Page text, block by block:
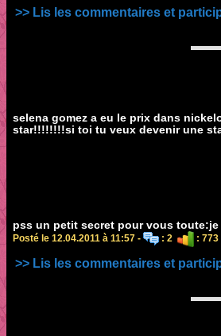
>> Lis les commentaires et
selena gomez a eu le prix dans
star!!!!!!!!si toi tu veux devenir une
pss un petit secret pour vous
Posté le 12.04.2011 à 11:57 - : 2 : 773
>> Lis les commentaires et